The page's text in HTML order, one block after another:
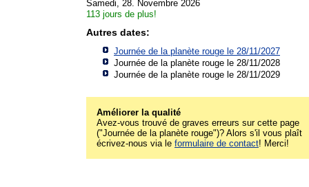
Samedi, 28. Novembre 2026
113 jours de plus!
Autres dates:
Journée de la planète rouge le 28/11/2027
Journée de la planète rouge le 28/11/2028
Journée de la planète rouge le 28/11/2029
Améliorer la qualité
Avez-vous trouvé de graves erreurs sur cette page
("Journée de la planète rouge")? Alors s'il vous plaît
écrivez-nous via le formulaire de contact! Merci!